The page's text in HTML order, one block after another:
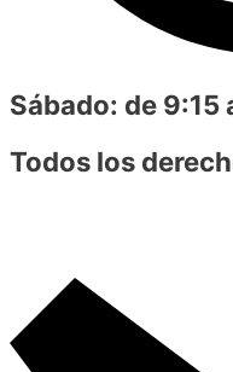
Sábado: de 9:15
Todos los